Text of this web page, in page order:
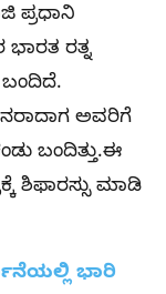
ಪ್ರಧಾನಿ
ರತ್ನ
ಬಂದಿದೆ.
ಅವರಿಗೆ
ಬಂದಿತ್ತು.ಈ
ಶಿಫಾರಸ್ಸು ಮಾಡಿ
ಭಾರಿ